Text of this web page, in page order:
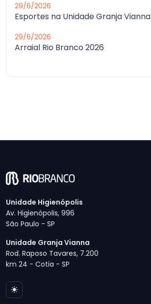
29/6/2026
Esportes na Unidade Granja Vianna
29/6/2026
Arraial Rio Branco 2026
Unidade Higienópolis
Av. Higienópolis, 996
São Paulo - SP
Unidade Granja Vianna
Rod. Raposo Tavares, 7.200
km 24 - Cotia - SP